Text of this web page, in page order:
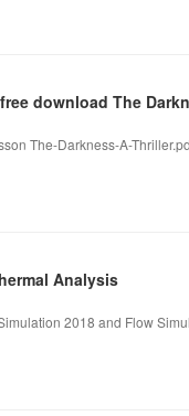
download The
The-Darkness-A-
Analysis
2018 and Flow